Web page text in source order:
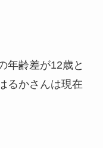
年齢差が12歳と
るかさんは現在